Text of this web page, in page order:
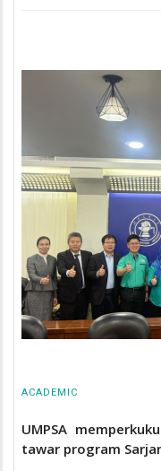
ACADEMIC
UMPSA
tawar program